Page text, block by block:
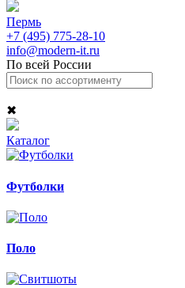
Пермь
+7 (495) 775-28-10
info@modern-it.ru
По всей России
✖
Каталог
Футболки
Поло